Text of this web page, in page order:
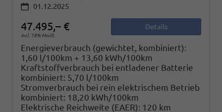
01.12.2025
47.495,– €
incl. 19% MwSt.
Details
Energieverbrauch (gewichtet, kombiniert):
1,60 l/100km + 13,60 kWh/100km
Kraftstoffverbrauch bei entladener Batterie
kombiniert: 5,70 l/100km
Stromverbrauch bei rein elektrischem Betrieb
kombiniert: 18,20 kWh/100km
Elektrische Reichweite (EAER): 120 km